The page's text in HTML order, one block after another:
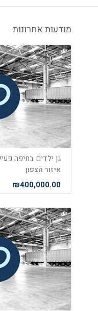
מודעות אחרונות
גן ילדים בחיפה
איזור הצפון
₪400,000.00